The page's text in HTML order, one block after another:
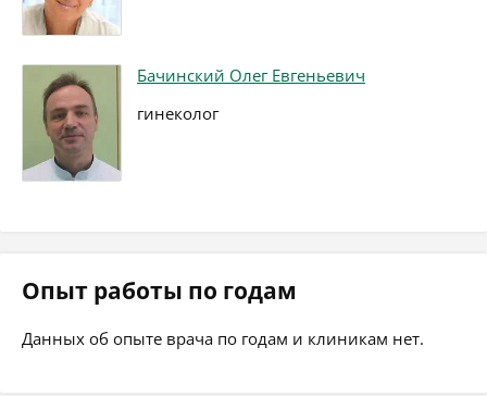
Бачинский Олег Евгеньевич
гинеколог
Опыт работы по годам
Данных об опыте врача по годам и клиникам нет.